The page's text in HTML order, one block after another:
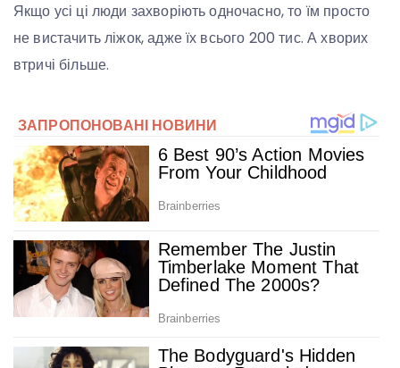
Якщо усі ці люди захворіють одночасно, то їм просто
не вистачить ліжок, адже їх всього 200 тис. А хворих
втричі більше.